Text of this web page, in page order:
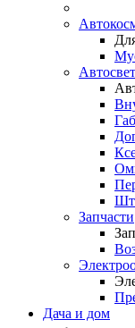
Автосвет
Запчасти
Дача и дом